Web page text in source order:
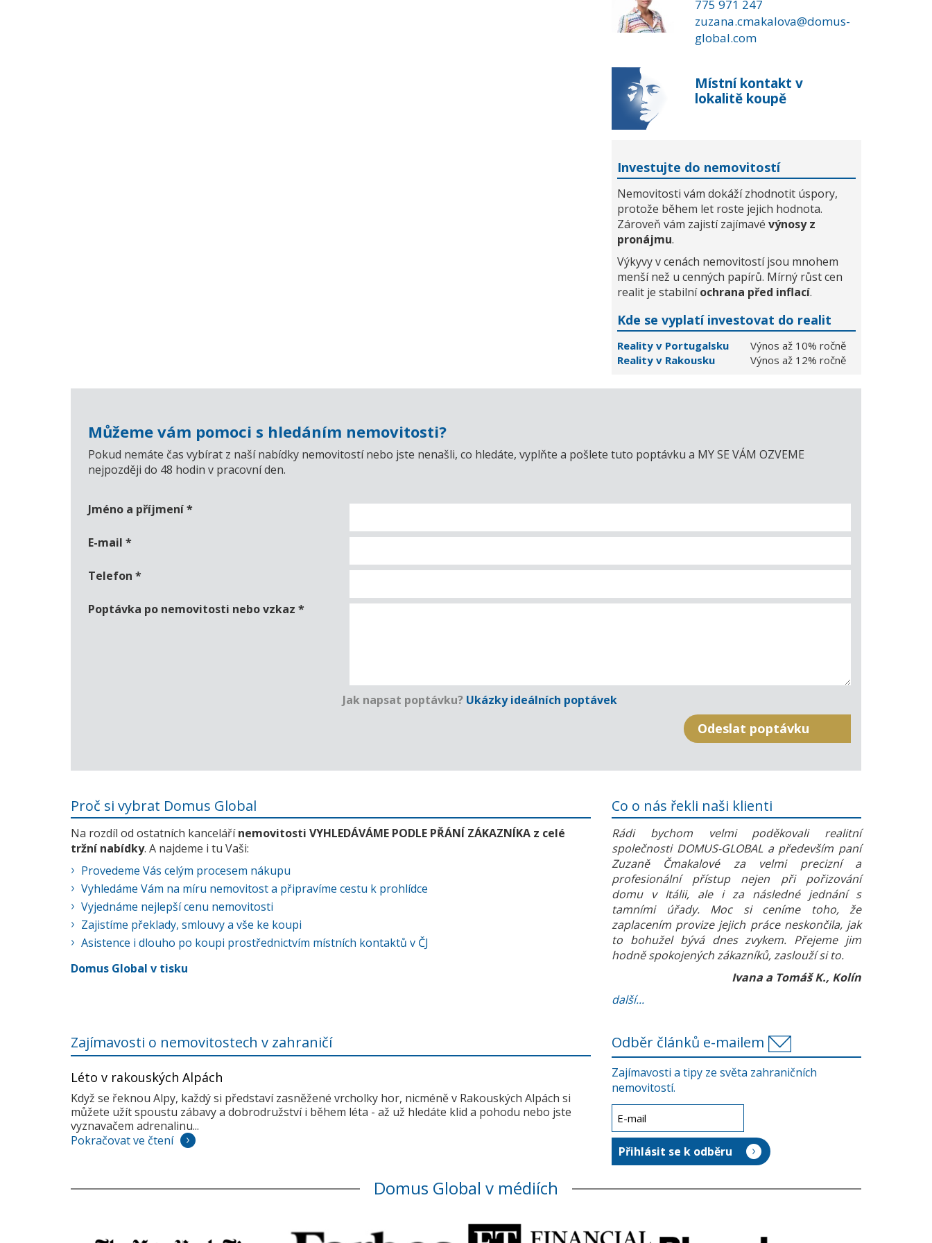
775 971 247
zuzana.cmakalova@domus-
global.com
Místní kontakt v
lokalitě koupě
Investujte do nemovitostí
Nemovitosti vám dokáží zhodnotit úspory,
protože během let roste jejich hodnota.
Zároveň vám zajistí zajímavé výnosy z
pronájmu.
Výkyvy v cenách nemovitostí jsou mnohem
menší než u cenných papírů. Mírný růst cen
realit je stabilníochrana před inflací.
Kde se vyplatí investovat do realit
Reality v Portugalsku
Výnos až 10% ročně
Reality v Rakousku
Výnos až 12% ročně
Můžeme vám pomoci s hledáním nemovitosti?
Pokud nemáte čas vybírat z naší nabídky nemovitostí nebo jste nenašli, co hledáte, vyplňte a pošlete tuto poptávku a MY SE VÁM OZVEME
nejpozději do 48 hodin v pracovní den.
Jméno a příjmení*
E-mail *
Telefon *
Poptávka po nemovitosti nebo vzkaz *
Jak napsat poptávku? Ukázky ideálních poptávek
Proč si vybrat Domus Global
Na rozdíl od ostatních kancelářínemovitosti VYHLEDÁVÁME PODLE PŘÁNÍ ZÁKAZNÍKA z celé
tržní nabídky. A najdeme i tu Vaši:
Provedeme Vás celým procesem nákupu
Vyhledáme Vám na míru nemovitost a připravíme cestu k prohlídce
Vyjednáme nejlepší cenu nemovitosti
Zajistíme překlady, smlouvy a vše ke koupi
Asistence i dlouho po koupi prostřednictvím místních kontaktů v ČJ
Domus Global v tisku
Co o nás řekli naši klienti
Rádi bychom velmi poděkovali realitní
společnosti DOMUS-GLOBAL a především paní
Zuzaně Čmakalové za velmi precizní a
profesionální přístup nejen při pořizování
domu v Itálii, ale i za následné jednání s
tamními úřady. Moc si ceníme toho, že
zaplacením provize jejich práce neskončila, jak
to bohužel bývá dnes zvykem. Přejeme jim
hodně spokojených zákazníků, zaslouží si to.
Ivana a Tomáš K., Kolín
další...
Zajímavosti o nemovitostech v zahraničí
Léto v rakouských Alpách
Když se řeknou Alpy, každý si představí zasněžené vrcholky hor, nicméně v Rakouských Alpách si
můžete užít spoustu zábavy a dobrodružství i během léta - až už hledáte klid a pohodu nebo jste
vyznavačem adrenalinu...
Pokračovat ve čtení
Odběr článků e-mailem
Zajímavosti a tipy ze světa zahraničních
nemovitostí.
Domus Global v médiích